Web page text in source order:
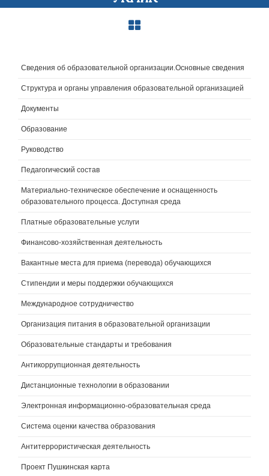
Сведения об образовательной организации.Основные сведения
Структура и органы управления образовательной организацией
Документы
Образование
Руководство
Педагогический состав
Материально-техническое обеспечение и оснащенность
образовательного процесса. Доступная среда
Платные образовательные услуги
Финансово-хозяйственная деятельность
Вакантные места для приема (перевода) обучающихся
Стипендии и меры поддержки обучающихся
Международное сотрудничество
Организация питания в образовательной организации
Образовательные стандарты и требования
Антикоррупционная деятельность
Дистанционные технологии в образовании
Электронная информационно-образовательная среда
Система оценки качества образования
Антитеррористическая деятельность
Проект Пушкинская карта